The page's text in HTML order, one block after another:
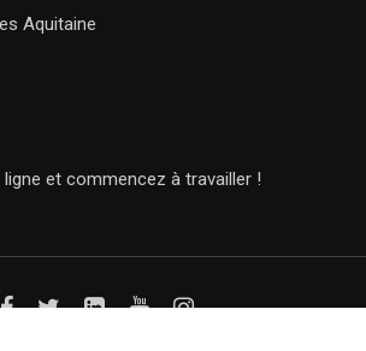
Aquitaine
et commencez à travailler !